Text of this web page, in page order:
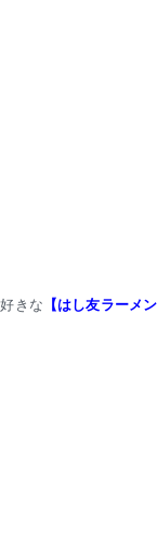
きな 【はし友ラーメ